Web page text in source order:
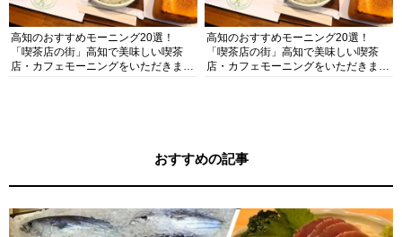
高知のおすすめモーニング20選！
「喫茶店の街」高知で美味しい喫茶
店・カフェモーニングをいただきま
高知のおすすめモーニング20選！
「喫茶店の街」高知で美味しい喫茶
店・カフェモーニングをいただきま
おすすめの記事